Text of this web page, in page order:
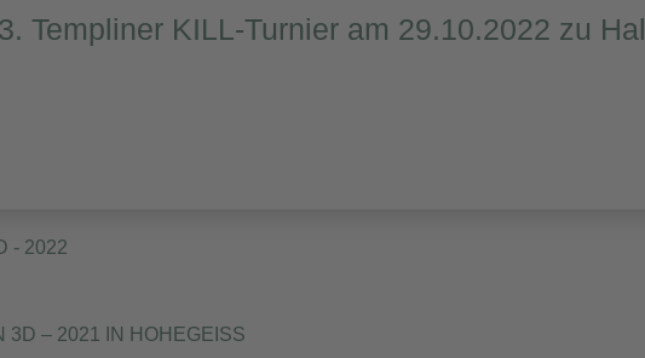
3. Templiner KILL-Turnier am 29.10.2022 zu
- 2022
– 2021 IN HOHEGEISS